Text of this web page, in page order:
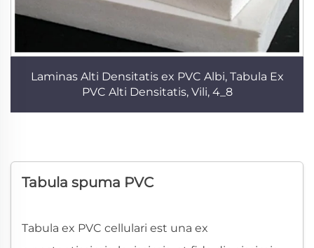
Laminas Alti Densitatis ex PVC Albi, Tabula Ex
PVC Alti Densitatis, Vili, 4_8
Tabula spuma PVC
Tabula ex PVC cellulari est una ex